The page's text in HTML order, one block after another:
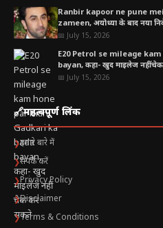
Ranbir kapoor ne pune
zameen, अयोध्या के बाद नया
📅 July 15, 2026
E20 Petrol se mileage
bayan, कहा- खुद माइलेज नहीं
📅 July 15, 2026
🔗महत्वपूर्ण लिंक
❯हमारे बारे में
❯संपर्क करें
❯Privacy Policy
❯Disclaimer
❯Terms & Conditions